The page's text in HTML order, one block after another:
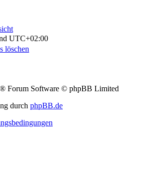
UTC+02:00
löschen
® Forum Software © phpBB Limited
durch phpBB.de